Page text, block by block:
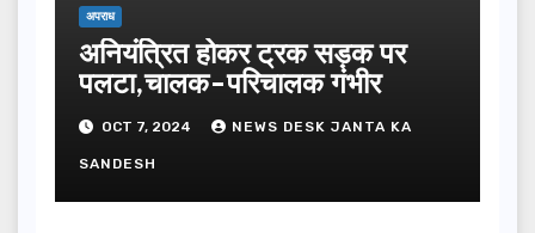
अपराध
अनियंत्रित होकर ट्रक सड़क पर
पलटा,चालक-परिचालक गंभीर
OCT 7, 2024 NEWS DESK JANTA KA
SANDESH